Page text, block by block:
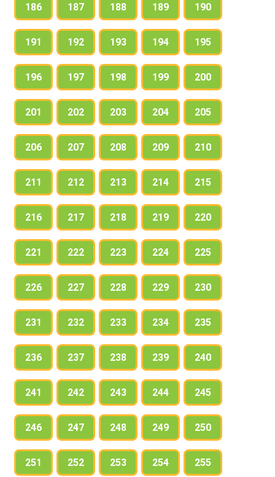
186 187 188 189 190
191 192 193 194 195
196 197 198 199 200
201 202 203 204 205
206 207 208 209 210
211 212 213 214 215
216 217 218 219 220
221 222 223 224 225
226 227 228 229 230
231 232 233 234 235
236 237 238 239 240
241 242 243 244 245
246 247 248 249 250
251 252 253 254 255